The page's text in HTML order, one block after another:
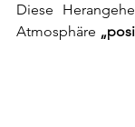
Diese
Atmosphäre